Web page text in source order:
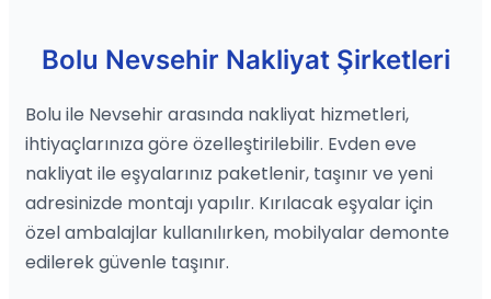
Bolu Nevsehir Nakliyat Şirketleri
Bolu ile Nevsehir arasında nakliyat hizmetleri,
ihtiyaçlarınıza göre özelleştirilebilir. Evden eve
nakliyat ile eşyalarınız paketlenir, taşınır ve yeni
adresinizde montajı yapılır. Kırılacak eşyalar için
özel ambalajlar kullanılırken, mobilyalar demonte
edilerek güvenle taşınır.